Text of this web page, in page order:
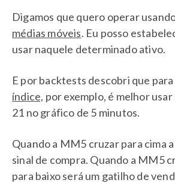
Digamos que quero operar
médias móveis. Eu posso
usar naquele determinado ativo.
E por backtests descobri que
índice, por exemplo, é melhor usar
21 no gráfico de 5 minutos.
Quando a MM5 cruzar para cima
sinal de compra. Quando a MM5
para baixo será um gatilho de